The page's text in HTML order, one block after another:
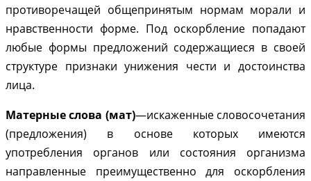
противоречащей общепринятым нормам морали и
нравственности форме. Под оскорбление попадают
любые формы предложений содержащиеся в своей
структуре признаки унижения чести и достоинства
лица.
Матерные слова (мат)—искаженные словосочетания
(предложения) в основе которых имеются
употребления органов или состояния организма
направленные преимущественно для оскорбления